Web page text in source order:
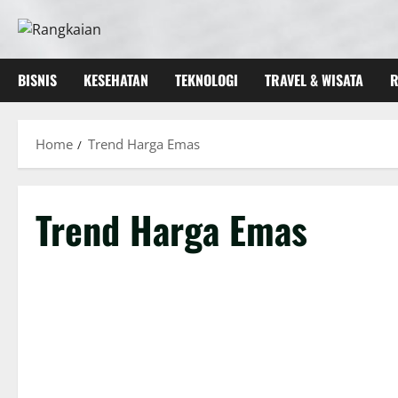
content
BISNIS KESEHATAN TEKNOLOGI TRAVEL & WISATA
Home Trend Harga Emas
Trend Harga Emas